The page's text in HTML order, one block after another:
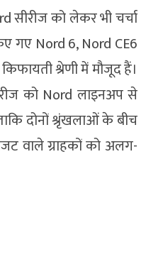
सीरीज को लेकर भी चर्चा
गए Nord 6, Nord CE6
श्रेणी में मौजूद हैं।
को Nord लाइनअप से
दोनों श्रृंखलाओं के बीच
वाले ग्राहकों को अलग-